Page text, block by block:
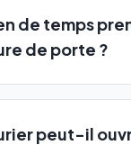
de temps
de porte ?
peut-il